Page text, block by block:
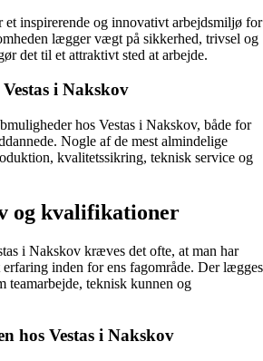
et inspirerende og innovativt arbejdsmiljø for
lægger vægt på sikkerhed, trivsel og
det til et attraktivt sted at arbejde.
i Nakskov
hos Vestas i Nakskov, både for
Nogle af de mest almindelige
kvalitetssikring, teknisk service og
og kvalifikationer
i Nakskov kræves det ofte, at man har
erfaring inden for ens fagområde. Der lægges
teamarbejde, teknisk kunnen og
hos Vestas i Nakskov